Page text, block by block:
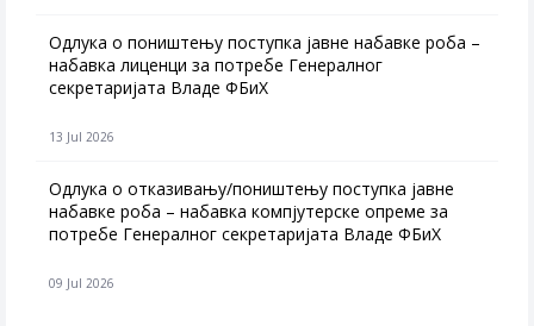
Одлука о поништењу поступка јавне набавке роба –
набавка лиценци за потребе Генералног
секретаријата Владе ФБиХ
13 Jul 2026
Одлука о отказивању/поништењу поступка јавне
набавке роба – набавка компјутерске опреме за
потребе Генералног секретаријата Владе ФБиХ
09 Jul 2026